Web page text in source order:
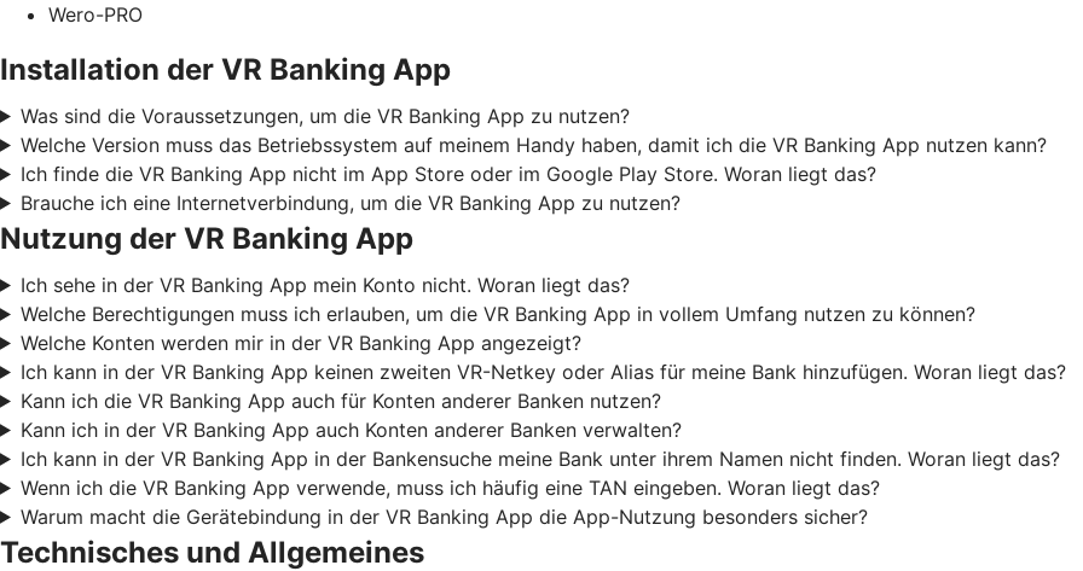
Wero-PRO
Installation der VR Banking App
Was sind die Voraussetzungen, um die VR Banking App zu nutzen?
Welche Version muss das Betriebssystem auf meinem Handy haben, damit ich die VR Banking App nutzen kann?
Ich finde die VR Banking App nicht im App Store oder im Google Play Store. Woran liegt das?
Brauche ich eine Internetverbindung, um die VR Banking App zu nutzen?
Nutzung der VR Banking App
Ich sehe in der VR Banking App mein Konto nicht. Woran liegt das?
Welche Berechtigungen muss ich erlauben, um die VR Banking App in vollem Umfang nutzen zu können?
Welche Konten werden mir in der VR Banking App angezeigt?
Ich kann in der VR Banking App keinen zweiten VR-Netkey oder Alias für meine Bank hinzufügen. Woran liegt das?
Kann ich die VR Banking App auch für Konten anderer Banken nutzen?
Kann ich in der VR Banking App auch Konten anderer Banken verwalten?
Ich kann in der VR Banking App in der Bankensuche meine Bank unter ihrem Namen nicht finden. Woran liegt das?
Wenn ich die VR Banking App verwende, muss ich häufig eine TAN eingeben. Woran liegt das?
Warum macht die Gerätebindung in der VR Banking App die App-Nutzung besonders sicher?
Technisches und Allgemeines